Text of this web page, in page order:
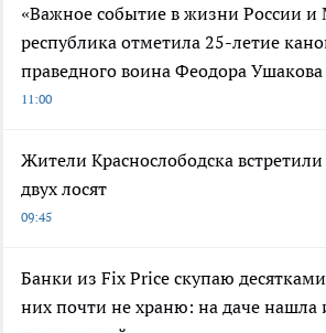
«Важное событие в жизни России и
республика отметила 25-летие
праведного воина Феодора Ушакова
11:00
Жители Краснослободска
двух лосят
09:45
Банки из Fix Price скупаю
них почти не храню: на даче нашла